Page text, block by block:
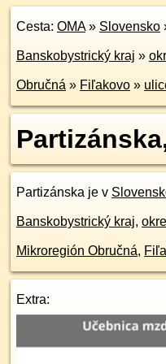
Cesta: OMA» Slovensko
Banskobystrický kraj »
Obručná » Fiľakovo »
Partizánska je v
Banskobystrický kraj,
Mikroregión Obručná,
Extra: